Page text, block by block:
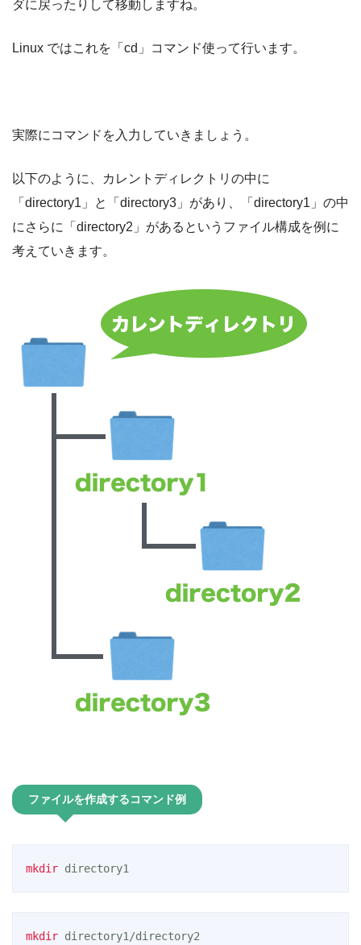
ダに戻ったりして移動しますね。
Linux ではこれを「cd」コマンド使って行います。
実際にコマンドを入力していきましょう。
以下のように、カレントディレクトリの中に
「directory1」と「directory3」があり、「directory1」の中
にさらに「directory2」があるというファイル構成を例に
考えていきます。
ファイルを作成するコマンド例
mkdir directory1
mkdir directory1/directory2